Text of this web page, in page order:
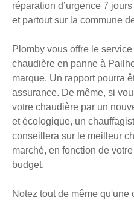
réparation d’urgence 7
et partout sur la commune
Plomby vous offre le
chaudière en panne à
marque. Un rapport pourra
assurance. De même, si
votre chaudière par un
et écologique, un
conseillera sur le meilleur
marché, en fonction de
budget.
Notez tout de même